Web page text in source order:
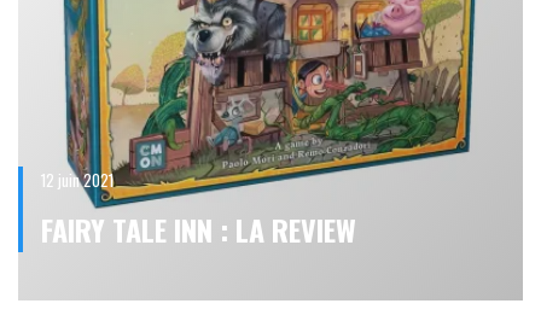
12 juin 2021
FAIRY TALE INN : LA REVIEW